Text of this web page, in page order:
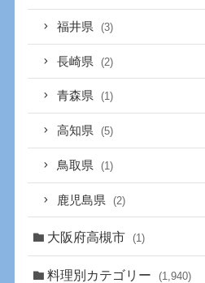
福井県 (3)
長崎県 (2)
青森県 (1)
高知県 (5)
鳥取県 (1)
鹿児島県 (2)
大阪府高槻市 (1)
料理別カテゴリー (1,940)